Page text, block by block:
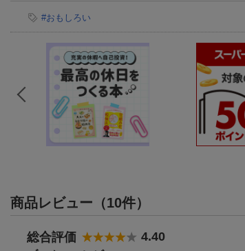
#おもしろい
商品レビュー（10件）
総合評価 4.40